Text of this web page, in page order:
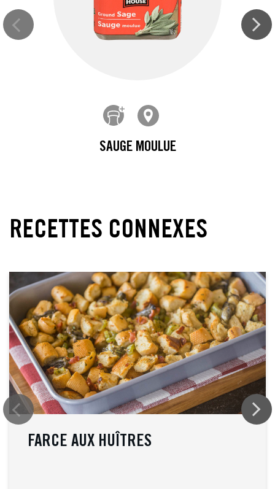
SAUGE MOULUE
RECETTES CONNEXES
FARCE AUX HUÎTRES